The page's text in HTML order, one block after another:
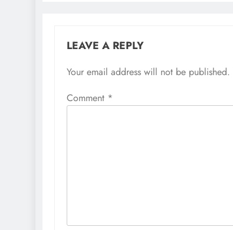
LEAVE A REPLY
Your email address will not be published.
Comment *